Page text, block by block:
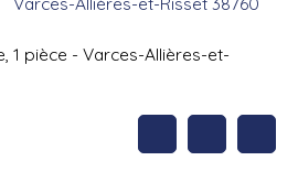
1 pièce - Varces-Allières-et-